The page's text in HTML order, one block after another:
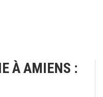
À AMIENS :